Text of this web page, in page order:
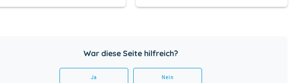
War diese Seite hilfreich?
Ja Nein